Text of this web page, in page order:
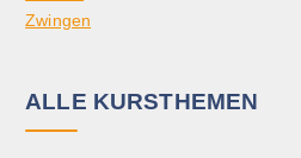
Zwingen
ALLE KURSTHEMEN